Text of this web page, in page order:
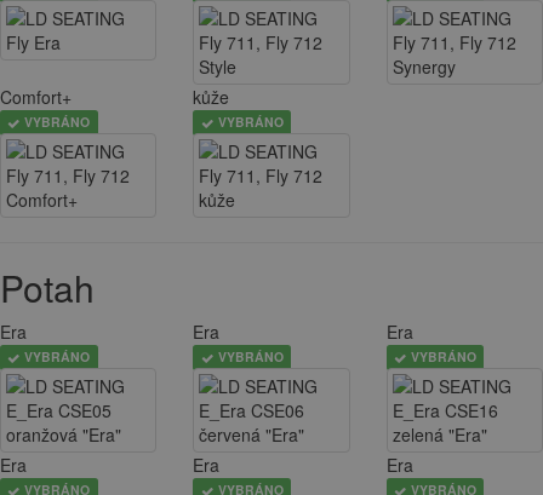
Comfort+
VYBRÁNO
kůže
VYBRÁNO
Potah
Era
VYBRÁNO
Era
VYBRÁNO
Era
VYBRÁNO
Era
VYBRÁNO
Era
VYBRÁNO
Era
VYBRÁNO